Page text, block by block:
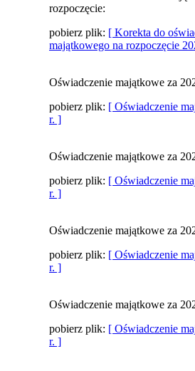
rozpoczęcie:
pobierz plik: [ Korekta do
majątkowego na rozpoczęcie
Oświadczenie majątkowe za
pobierz plik: [ Oświadczenie
r. ]
Oświadczenie majątkowe za
pobierz plik: [ Oświadczenie
r. ]
Oświadczenie majątkowe za
pobierz plik: [ Oświadczenie
r. ]
Oświadczenie majątkowe za
pobierz plik: [ Oświadczenie
r. ]